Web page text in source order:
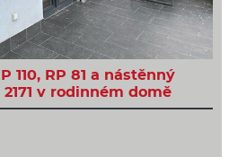
110, RP 81 a nástěnný
v rodinném domě